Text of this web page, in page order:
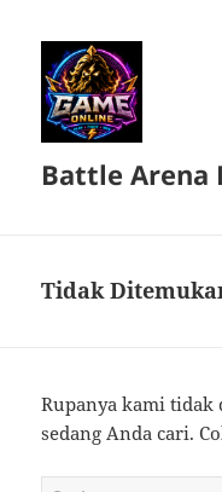
Battle Arena
Tidak
Rupanya kami tidak
sedang Anda cari.